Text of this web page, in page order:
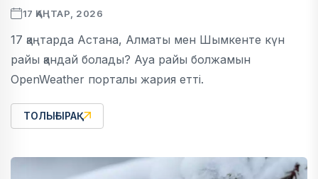
17 ҚАҢТАР, 2026
17 қаңтарда Астана, Алматы мен Шымкенте күн
райы қандай болады? Ауа райы болжамын
OpenWeather порталы жария етті.
ТОЛЫҒЫРАҚ